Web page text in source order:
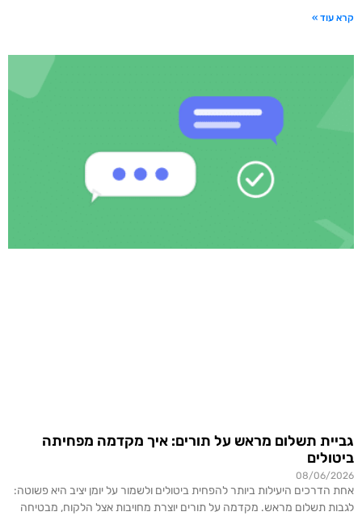
קרא עוד »
גביית תשלום מראש על תורים: איך מקדמה מפחיתה
ביטולים
08/06/2026
אחת הדרכים היעילות ביותר להפחית ביטולים ולשמור על יומן יציב היא פשוטה:
לגבות תשלום מראש. מקדמה על תורים יוצרת מחויבות אצל הלקוח, מבטיחה